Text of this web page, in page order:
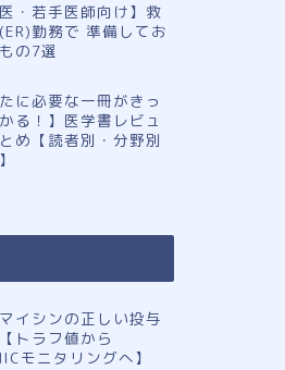
医・若手医師向け】救
勤務で 準備してお
の7選
たに必要な一冊がきっ
る！】医学書レビュ
め【読者別・分野別
イシンの正しい投与
トラフ値から
モニタリングへ】